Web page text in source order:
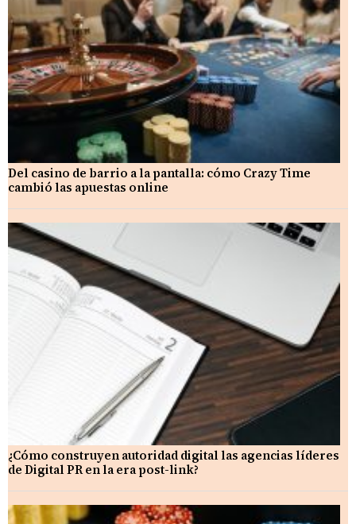
Del casino de barrio a la pantalla: cómo Crazy Time
cambió las apuestas online
¿Cómo construyen autoridad digital las agencias líderes
de Digital PR en la era post-link?